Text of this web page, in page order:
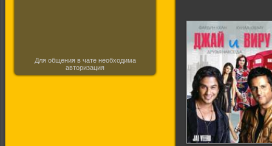
Для общения в чате необходима
авторизация